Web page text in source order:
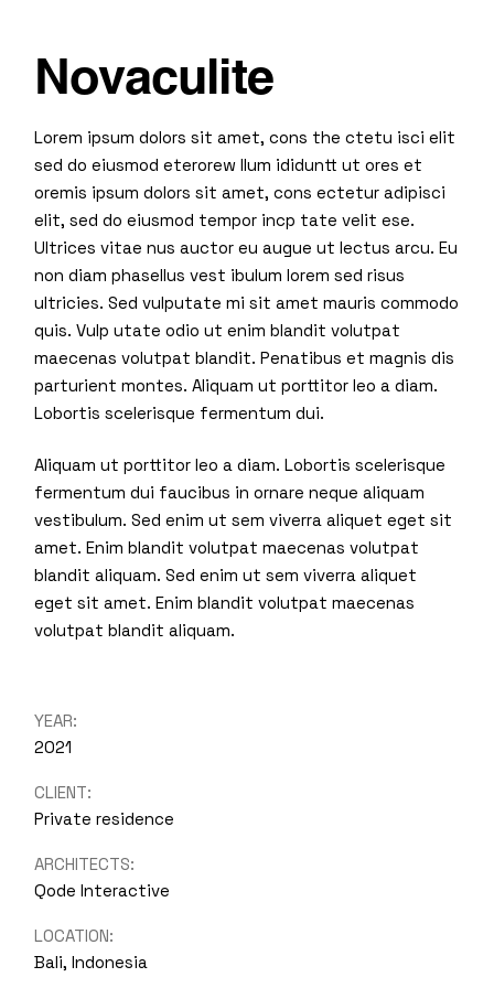
Novaculite
Lorem ipsum dolors sit amet, cons the ctetu isci elit
sed do eiusmod eterorew llum ididuntt ut ores et
oremis ipsum dolors sit amet, cons ectetur adipisci
elit, sed do eiusmod tempor incp tate velit ese.
Ultrices vitae nus auctor eu augue ut lectus arcu. Eu
non diam phasellus vest ibulum lorem sed risus
ultricies. Sed vulputate mi sit amet mauris commodo
quis. Vulp utate odio ut enim blandit volutpat
maecenas volutpat blandit. Penatibus et magnis dis
parturient montes. Aliquam ut porttitor leo a diam.
Lobortis scelerisque fermentum dui.
Aliquam ut porttitor leo a diam. Lobortis scelerisque
fermentum dui faucibus in ornare neque aliquam
vestibulum. Sed enim ut sem viverra aliquet eget sit
amet. Enim blandit volutpat maecenas volutpat
blandit aliquam. Sed enim ut sem viverra aliquet
eget sit amet. Enim blandit volutpat maecenas
volutpat blandit aliquam.
YEAR:
2021
CLIENT:
Private residence
ARCHITECTS:
Qode Interactive
LOCATION:
Bali, Indonesia